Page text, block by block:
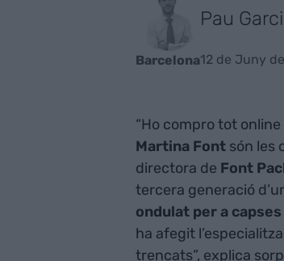
Pau
Barcelona12 de Juny
“Ho compro tot
Martina Font són les
directora de Font
tercera generació
ondulat per a
ha afegit
trencats”, explica